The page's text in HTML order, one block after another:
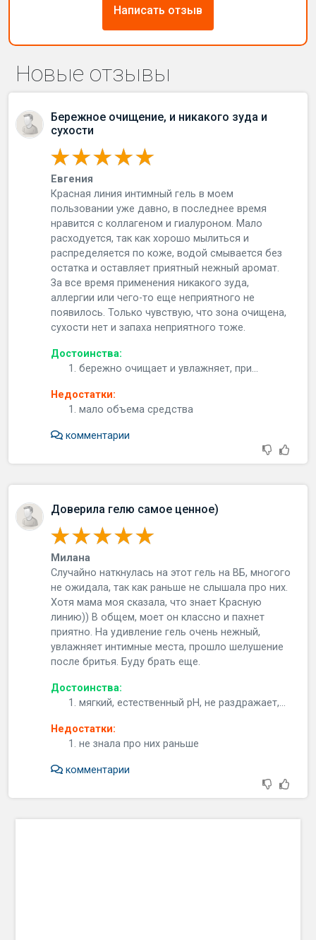
Написать отзыв
Новые отзывы
Бережное очищение, и никакого зуда и
сухости
Евгения
Красная линия интимный гель в моем
пользовании уже давно, в последнее время
нравится с коллагеном и гиалуроном. Мало
расходуется, так как хорошо мылиться и
распределяется по коже, водой смывается без
остатка и оставляет приятный нежный аромат.
За все время применения никакого зуда,
аллергии или чего-то еще неприятного не
появилось. Только чувствую, что зона очищена,
сухости нет и запаха неприятного тоже.
Достоинства:
бережно очищает и увлажняет, при...
Недостатки:
мало объема средства
комментарии
Доверила гелю самое ценное)
Милана
Случайно наткнулась на этот гель на ВБ, многого
не ожидала, так как раньше не слышала про них.
Хотя мама моя сказала, что знает Красную
линию)) В общем, моет он классно и пахнет
приятно. На удивление гель очень нежный,
увлажняет интимные места, прошло шелушение
после бритья. Буду брать еще.
Достоинства:
мягкий, естественный рН, не раздражает,...
Недостатки:
не знала про них раньше
комментарии